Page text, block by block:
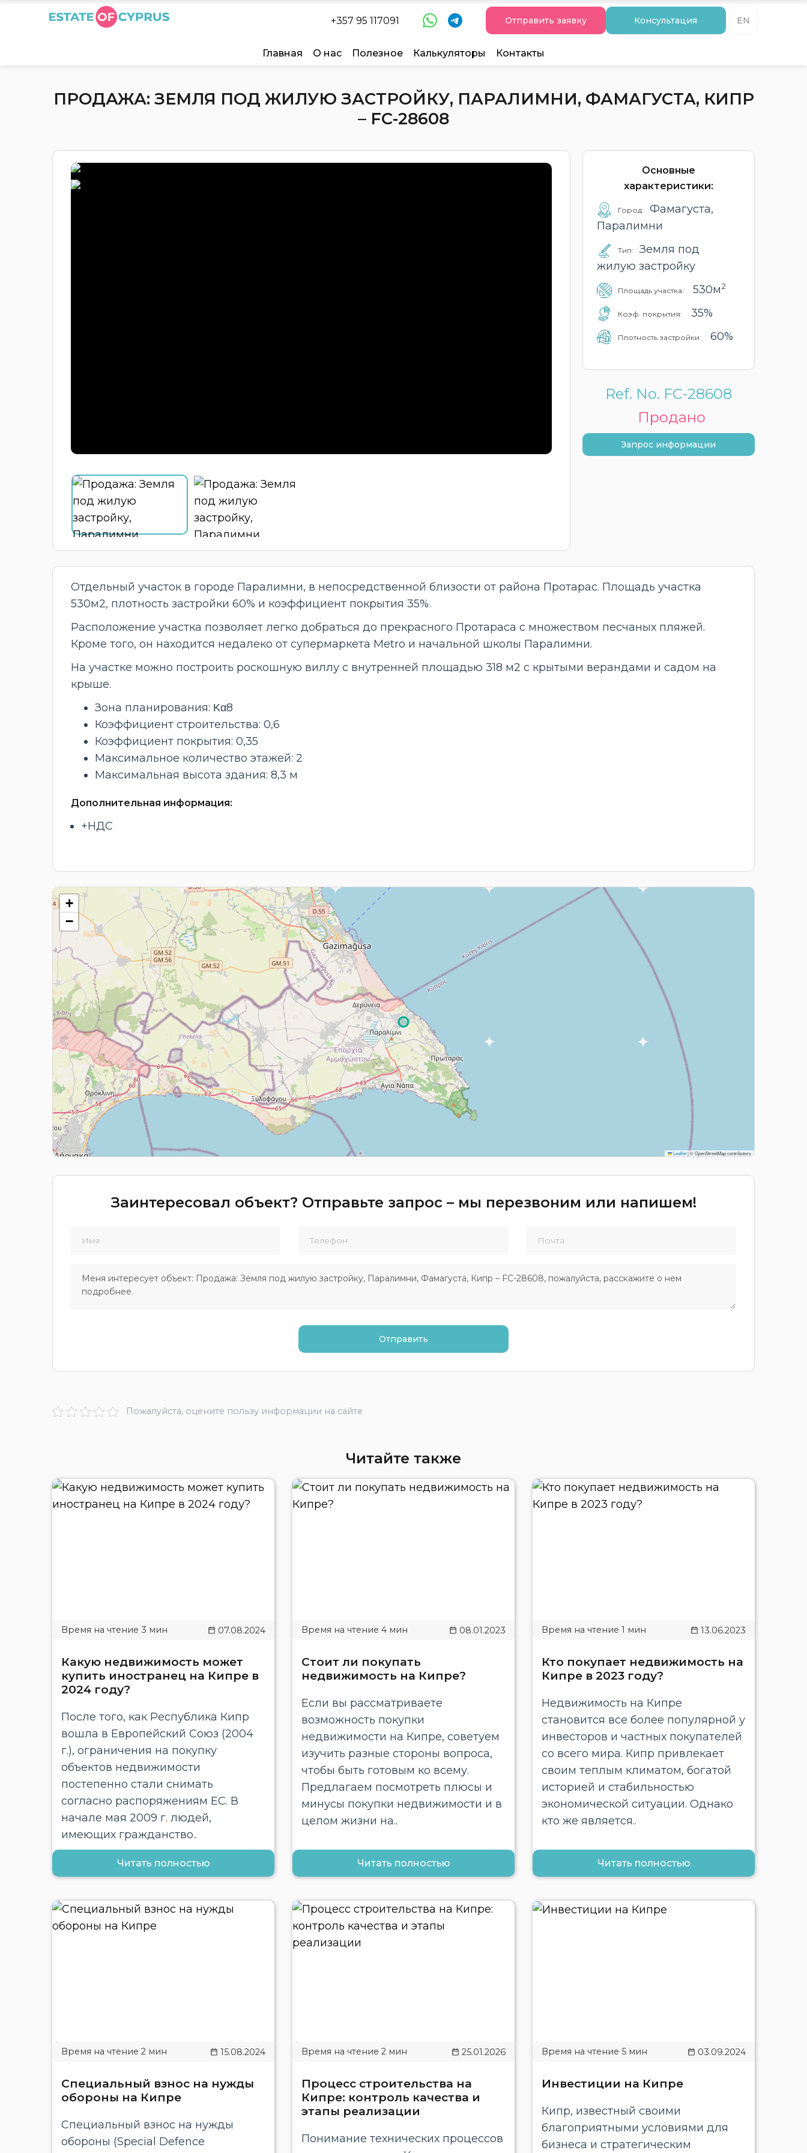
+357 95 117091 Отправить заявку Консультация EN
Главная О нас Полезное Калькуляторы Контакты
ПРОДАЖА: ЗЕМЛЯ ПОД ЖИЛУЮ ЗАСТРОЙКУ, ПАРАЛИМНИ, ФАМАГУСТА, КИПР
– FC-28608
Основные
характеристики:
Город:
Фамагуста,
Паралимни
Тип:
Земля под
жилую застройку
Площадь участка: 530м2
Коэф. покрытия: 35%
Плотность застройки: 60%
Ref. No. FC-28608
Продано
Запрос информации
Отдельный участок в городе Паралимни, в непосредственной близости от района Протарас. Площадь участка
530м2, плотность застройки 60% и коэффициент покрытия 35%.
Расположение участка позволяет легко добраться до прекрасного Протараса с множеством песчаных пляжей.
Кроме того, он находится недалеко от супермаркета Metro и начальной школы Паралимни.
На участке можно построить роскошную виллу с внутренней площадью 318 м2 с крытыми верандами и садом на
крыше.
Зона планирования: Κα8
Коэффициент строительства: 0,6
Коэффициент покрытия: 0,35
Максимальное количество этажей: 2
Максимальная высота здания: 8,3 м
Дополнительная информация:
+НДС
+
−
Leaflet|© OpenStreetMap contributors
Заинтересовал объект? Отправьте запрос – мы перезвоним или напишем!
Пожалуйста, оцените пользу информации на сайте
Читайте также
07.08.2024
Какую недвижимость может
купить иностранец на Кипре в
2024 году?
После того, как Республика Кипр
вошла в Европейский Союз (2004
г.), ограничения на покупку
объектов недвижимости
постепенно стали снимать
согласно распоряжениям ЕС. В
начале мая 2009 г. людей,
имеющих гражданство..
Читать полностью
08.01.2023
Стоит ли покупать
недвижимость на Кипре?
Если вы рассматриваете
возможность покупки
недвижимости на Кипре, советуем
изучить разные стороны вопроса,
чтобы быть готовым ко всему.
Предлагаем посмотреть плюсы и
минусы покупки недвижимости и в
целом жизни на..
Читать полностью
13.06.2023
Кто покупает недвижимость на
Кипре в 2023 году?
Недвижимость на Кипре
становится все более популярной у
инвесторов и частных покупателей
со всего мира. Кипр привлекает
своим теплым климатом, богатой
историей и стабильностью
экономической ситуации. Однако
кто же является..
Читать полностью
15.08.2024
Специальный взнос на нужды
обороны на Кипре
Специальный взнос на нужды
обороны (Special Defence
25.01.2026
Процесс строительства на
Кипре: контроль качества и
этапы реализации
Понимание технических процессов
03.09.2024
Инвестиции на Кипре
Кипр, известный своими
благоприятными условиями для
бизнеса и стратегическим